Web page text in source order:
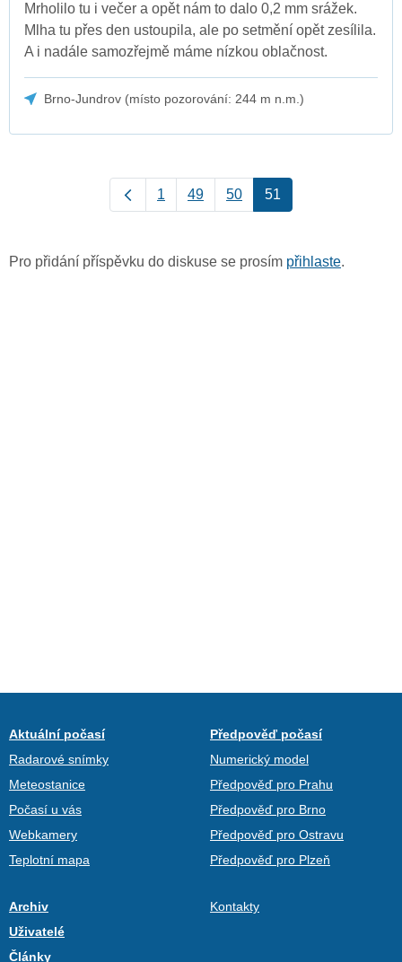
Mrholilo tu i večer a opět nám to dalo 0,2 mm srážek.
Mlha tu přes den ustoupila, ale po setmění opět zesílila.
A i nadále samozřejmě máme nízkou oblačnost.
Brno-Jundrov (místo pozorování: 244 m n.m.)
1 49 50 51
Pro přidání příspěvku do diskuse se prosím přihlaste.
Aktuální počasí
Radarové snímky
Meteostanice
Počasí u vás
Webkamery
Teplotní mapa
Předpověď počasí
Numerický model
Předpověď pro Prahu
Předpověď pro Brno
Předpověď pro Ostravu
Předpověď pro Plzeň
Archiv
Uživatelé
Články
Kontakty